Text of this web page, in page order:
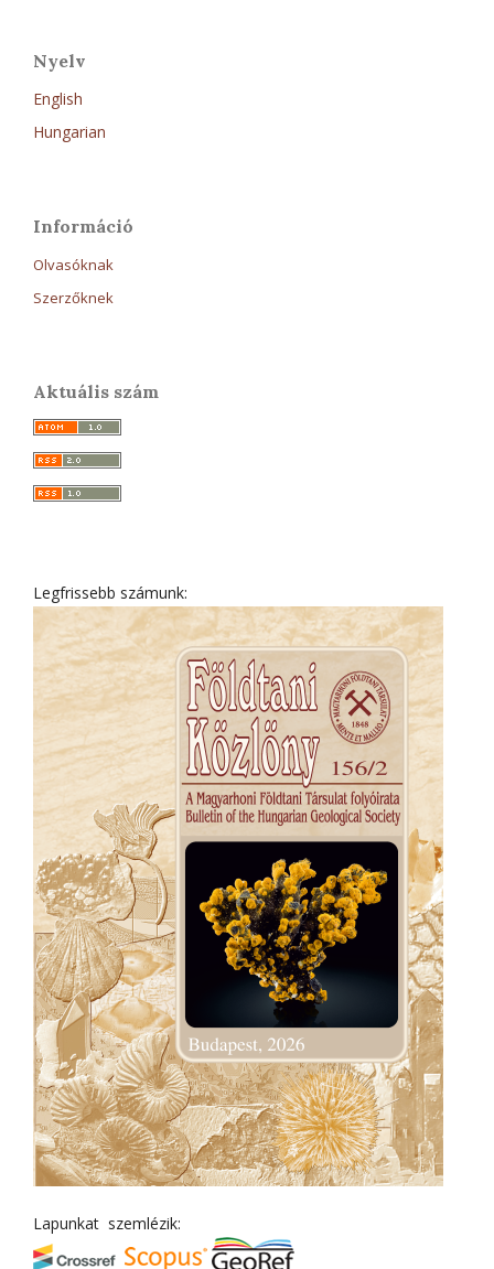
Nyelv
English
Hungarian
Információ
Olvasóknak
Szerzőknek
Aktuális szám
Legfrissebb számunk:
Lapunkat szemlézik: